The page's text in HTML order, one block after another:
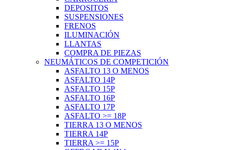
DEPOSITOS
SUSPENSIONES
FRENOS
ILUMINACIÓN
LLANTAS
COMPRA DE PIEZAS
NEUMÁTICOS DE COMPETICIÓN
ASFALTO 13 O MENOS
ASFALTO 14P
ASFALTO 15P
ASFALTO 16P
ASFALTO 17P
ASFALTO >= 18P
TIERRA 13 O MENOS
TIERRA 14P
TIERRA >= 15P